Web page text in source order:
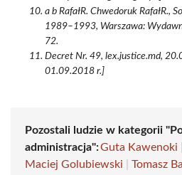
a b RafałR. Chwedoruk RafałR.,
1989–1993, Warszawa:
72.
Decret Nr. 49, lex.justice.md,
01.09.2018 r.]
Pozostali ludzie w kategorii
administracja":Guta Kawenoki
Maciej Golubiewski
Tomasz